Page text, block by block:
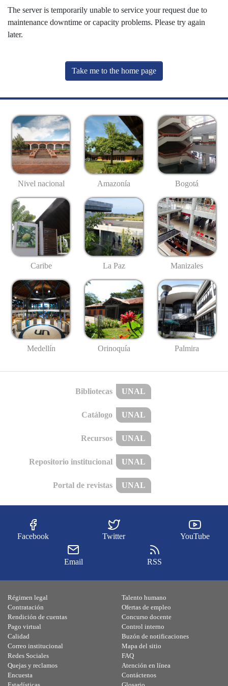
The server is temporarily unable to service your request due to
maintenance downtime or capacity problems. Please try again
later.
Take me to the home page
Nivel nacional Amazonía Bogotá
Caribe La Paz Manizales
Medellín Orinoquía Palmira
Bibliotecas UNAL
Catálogo UNAL
Recursos UNAL
Repositorio institucional UNAL
Portal de revistas UNAL
Facebook Twitter YouTube
Email RSS
Régimen legal
Contratación
Rendición de cuentas
Pago virtual
Calidad
Talento humano
Ofertas de empleo
Concurso docente
Control interno
Buzón de notificaciones
Correo institucional
Redes Sociales
Quejas y reclamos
Encuesta
Mapa del sitio
FAQ
Atención en línea
Contáctenos